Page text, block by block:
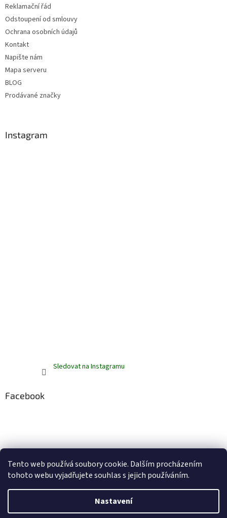
Tento web používá soubory cookie. Dalším procházením
tohoto webu vyjadřujete souhlas s jejich používáním.
Nastavení
Reklamační řád
Odstoupení od smlouvy
Ochrana osobních údajů
Kontakt
Napište nám
Mapa serveru
BLOG
Prodávané značky
Instagram
Sledovat na Instagramu
Facebook